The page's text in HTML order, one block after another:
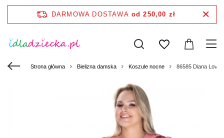
DARMOWA DOSTAWA od 250,00 zł
Strona główna Bielizna damska Koszule nocne 86585 Diana Love